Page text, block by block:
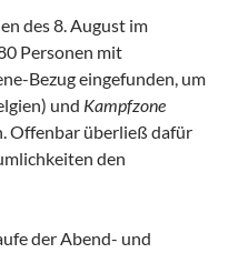
des 8. August im
Personen mit
Bezug eingefunden, um
und Kampfzone
Offenbar überließ dafür
den
der Abend- und